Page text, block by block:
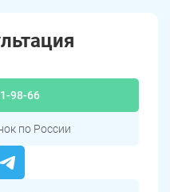
98-66
по России